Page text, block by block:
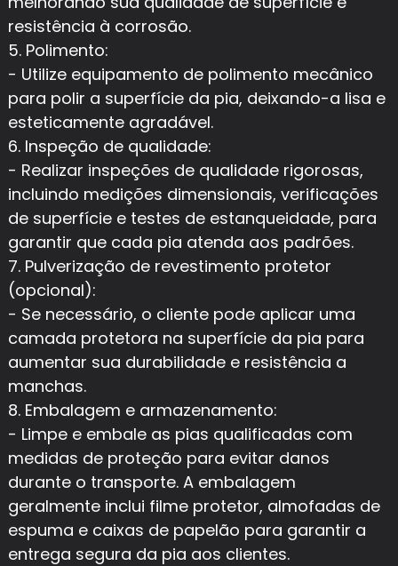
resistência à corrosão.
5. Polimento:
- Utilize equipamento de polimento mecânico
para polir a superfície da pia, deixando-a lisa e
esteticamente agradável.
6. Inspeção de qualidade:
- Realizar inspeções de qualidade rigorosas,
incluindo medições dimensionais, verificações
de superfície e testes de estanqueidade, para
garantir que cada pia atenda aos padrões.
7. Pulverização de revestimento protetor
(opcional):
- Se necessário, o cliente pode aplicar uma
camada protetora na superfície da pia para
aumentar sua durabilidade e resistência a
manchas.
8. Embalagem e armazenamento:
- Limpe e embale as pias qualificadas com
medidas de proteção para evitar danos
durante o transporte. A embalagem
geralmente inclui filme protetor, almofadas de
espuma e caixas de papelão para garantir a
entrega segura da pia aos clientes.